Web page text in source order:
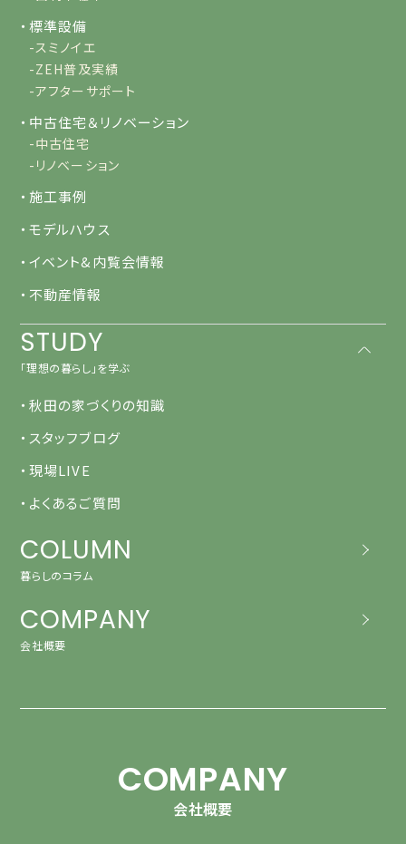
・標準設備
-スミノイエ
-ZEH普及実績
-アフターサポート
・中古住宅＆リノベーション
-中古住宅
-リノベーション
・施工事例
・モデルハウス
・イベント&内覧会情報
・不動産情報
STUDY
「理想の暮らし」を学ぶ
・秋田の家づくりの知識
・スタッフブログ
・現場LIVE
・よくあるご質問
COLUMN
暮らしのコラム
COMPANY
会社概要
COMPANY
会社概要